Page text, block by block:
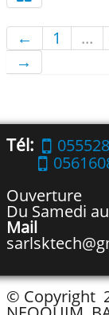
← 1 ...
→
Tél:
Ouverture
Du Samedi
Mail
© Copyright